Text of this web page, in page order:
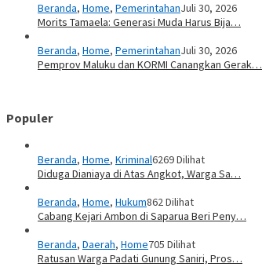
Beranda, Home, PemerintahanJuli 30, 2026
Morits Tamaela: Generasi Muda Harus Bija…
Beranda, Home, PemerintahanJuli 30, 2026
Pemprov Maluku dan KORMI Canangkan Gerak…
Populer
Beranda, Home, Kriminal6269 Dilihat
Diduga Dianiaya di Atas Angkot, Warga Sa…
Beranda, Home, Hukum862 Dilihat
Cabang Kejari Ambon di Saparua Beri Peny…
Beranda, Daerah, Home705 Dilihat
Ratusan Warga Padati Gunung Saniri, Pros…